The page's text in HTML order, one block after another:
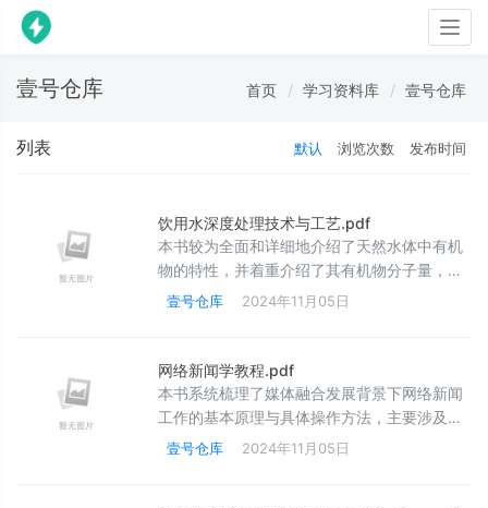
壹号仓库 首页 学习资料库 壹号仓库
列表 默认 浏览次数 发布时间
饮用水深度处理技术与工艺.pdf
本书较为全面和详细地介绍了天然水体中有机
物的特性，并着重介绍了其有机物分子量，亲
疏水性以及三维荧光光谱；饮用水处理的各种
及去除的技术和工艺；同化有机物和可生物降
解有机物的生成、特点及去除的技术和工艺；
臭氧生物活性炭处理技术以及膜技术等。本书
适合从事饮用水处理的研究、设计以及管理人
员阅读，也可供给排水专业的本科生和研究生
壹号仓库 2024年11月05日
网络新闻学教程.pdf
本书系统梳理了媒体融合发展背景下网络新闻
工作的基本原理与具体操作方法，主要涉及网
络新闻的采访、写作、编辑、评论和专题制
壹号仓库 2024年11月05日